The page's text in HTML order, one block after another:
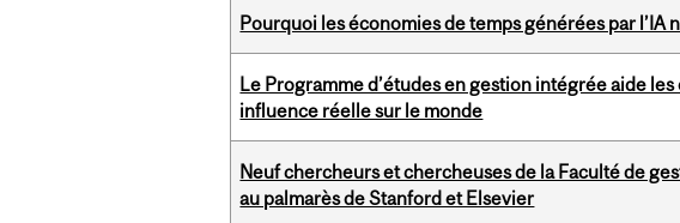
Pourquoi les économies de temps générées par l’IA
Le Programme d’études en gestion intégrée aide
influence réelle sur le monde
Neuf chercheurs et chercheuses de la Faculté de
au palmarès de Stanford et Elsevier